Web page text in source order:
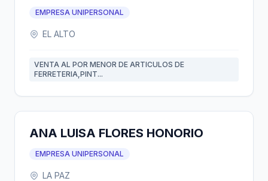
EMPRESA UNIPERSONAL
EL ALTO
VENTA AL POR MENOR DE ARTICULOS DE
FERRETERIA,PINT...
ANA LUISA FLORES HONORIO
EMPRESA UNIPERSONAL
LA PAZ